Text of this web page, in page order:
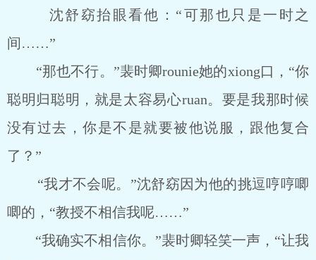
沈舒窈抬眼看他：“可那也只是一时之
间……”
“那也不行。”裴时卿rounie她的xiong口，“你
聪明归聪明，就是太容易心ruan。要是我那时候
没有过去，你是不是就要被他说服，跟他复合
了？”
“我才不会呢。”沈舒窈因为他的挑逗哼哼唧
唧的，“教授不相信我呢……”
“我确实不相信你。”裴时卿轻笑一声，“让我